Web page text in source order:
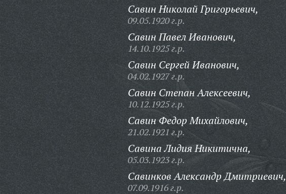
Савин Николай Григорьевич,
09.05.1920 г.р.
Савин Павел Иванович,
14.10.1925 г.р.
Савин Сергей Иванович,
04.02.1927 г.р.
Савин Степан Алексеевич,
10.12.1925 г.р.
Савин Федор Михайлович,
21.02.1921 г.р.
Савина Лидия Никитична,
05.03.1923 г.р.
Савинков Александр Дмитриевич,
07.09.1916 г.р.